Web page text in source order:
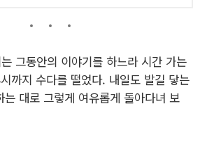
그동안의 이야기를 하느라 시간 가는
까지 수다를 떨었다. 내일도 발길 닿는
는 대로 그렇게 여유롭게 돌아다녀 보